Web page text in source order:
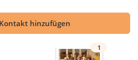
hinzufügen
1